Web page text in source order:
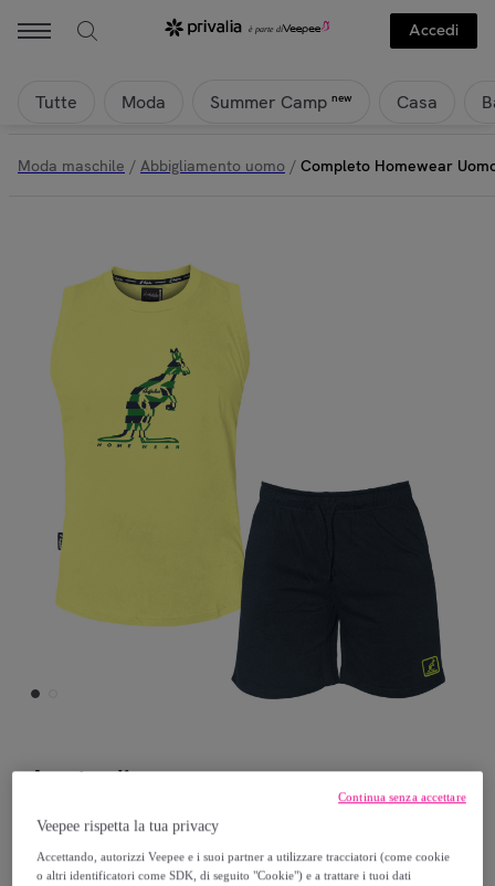
Accedi
Tutte Moda Summer Camp new Casa
Moda maschile / Abbigliamento uomo / Completo Homewear
Australian
Completo Homewear Uomo Corto
AUSTRALIAN Cotone
Veepee rispetta la tua privacy
Accettando, autorizzi Veepee e i suoi partner a utilizzare tracciatori (come cookie
o altri identificatori come SDK, di seguito "Cookie") e a trattare i tuoi dati
Continua senza accettare